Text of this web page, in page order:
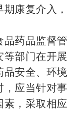
康复介入，
品药品监督管
等部门在开展
品安全、环境
，应当针对事
素，采取相应